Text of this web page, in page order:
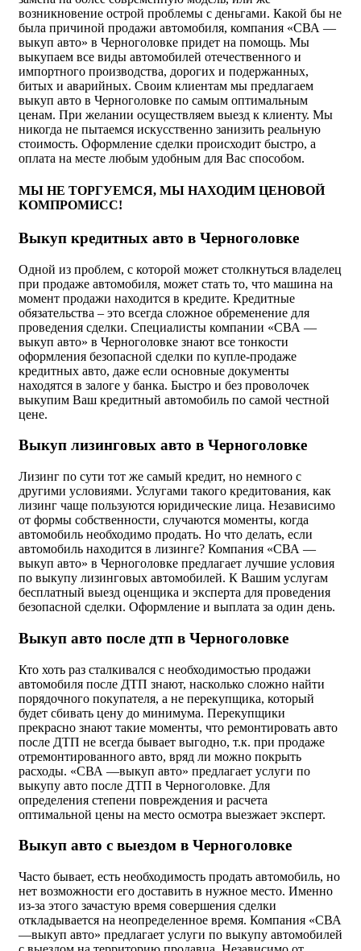
возникновение острой проблемы с деньгами. Какой бы не
была причиной продажи автомобиля, компания «СВА —
выкуп авто» в Черноголовке придет на помощь. Мы
выкупаем все виды автомобилей отечественного и
импортного производства, дорогих и подержанных,
битых и аварийных. Своим клиентам мы предлагаем
выкуп авто в Черноголовке по самым оптимальным
ценам. При желании осуществляем выезд к клиенту. Мы
никогда не пытаемся искусственно занизить реальную
стоимость. Оформление сделки происходит быстро, а
оплата на месте любым удобным для Вас способом.
МЫ НЕ ТОРГУЕМСЯ, МЫ НАХОДИМ ЦЕНОВОЙ
КОМПРОМИСС!
Выкуп кредитных авто в Черноголовке
Одной из проблем, с которой может столкнуться владелец
при продаже автомобиля, может стать то, что машина на
момент продажи находится в кредите. Кредитные
обязательства – это всегда сложное обременение для
проведения сделки. Специалисты компании «СВА —
выкуп авто» в Черноголовке знают все тонкости
оформления безопасной сделки по купле-продаже
кредитных авто, даже если основные документы
находятся в залоге у банка. Быстро и без проволочек
выкупим Ваш кредитный автомобиль по самой честной
цене.
Выкуп лизинговых авто в Черноголовке
Лизинг по сути тот же самый кредит, но немного с
другими условиями. Услугами такого кредитования, как
лизинг чаще пользуются юридические лица. Независимо
от формы собственности, случаются моменты, когда
автомобиль необходимо продать. Но что делать, если
автомобиль находится в лизинге? Компания «СВА —
выкуп авто» в Черноголовке предлагает лучшие условия
по выкупу лизинговых автомобилей. К Вашим услугам
бесплатный выезд оценщика и эксперта для проведения
безопасной сделки. Оформление и выплата за один день.
Выкуп авто после дтп в Черноголовке
Кто хоть раз сталкивался с необходимостью продажи
автомобиля после ДТП знают, насколько сложно найти
порядочного покупателя, а не перекупщика, который
будет сбивать цену до минимума. Перекупщики
прекрасно знают такие моменты, что ремонтировать авто
после ДТП не всегда бывает выгодно, т.к. при продаже
отремонтированного авто, вряд ли можно покрыть
расходы. «СВА —выкуп авто» предлагает услуги по
выкупу авто после ДТП в Черноголовке. Для
определения степени повреждения и расчета
оптимальной цены на место осмотра выезжает эксперт.
Выкуп авто с выездом в Черноголовке
Часто бывает, есть необходимость продать автомобиль, но
нет возможности его доставить в нужное место. Именно
из-за этого зачастую время совершения сделки
откладывается на неопределенное время. Компания «СВА
—выкуп авто» предлагает услуги по выкупу автомобилей